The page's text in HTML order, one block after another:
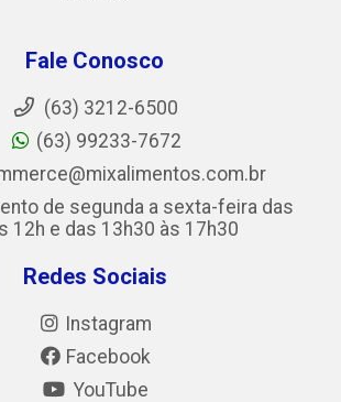
Fale Conosco
(63) 3212-6500
(63) 99233-7672
de segunda a sexta-feira das
12h e das 13h30 às 17h30
Redes Sociais
Instagram
Facebook
YouTube